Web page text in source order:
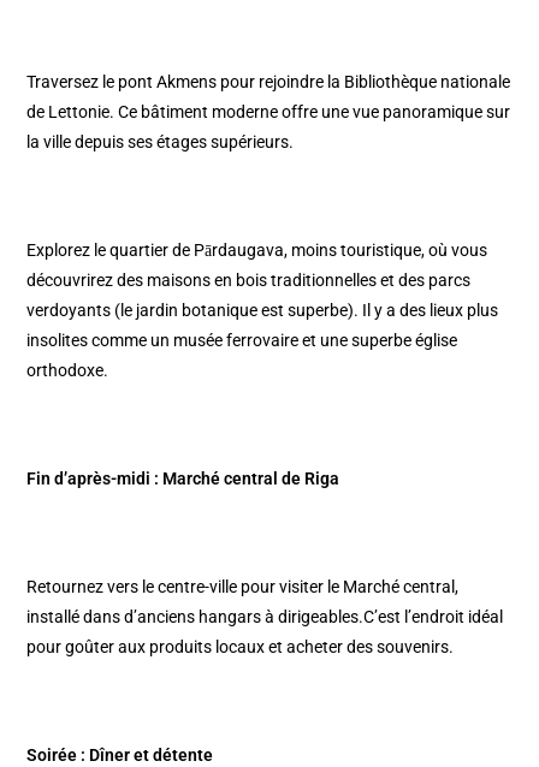
Traversez le pont Akmens pour rejoindre la Bibliothèque nationale
de Lettonie. Ce bâtiment moderne offre une vue panoramique sur
la ville depuis ses étages supérieurs.​
Explorez le quartier de Pārdaugava, moins touristique, où vous
découvrirez des maisons en bois traditionnelles et des parcs
verdoyants (le jardin botanique est superbe).​ Il y a des lieux plus
insolites comme un musée ferrovaire et une superbe église
orthodoxe.
Fin d’après-midi : Marché central de Riga
Retournez vers le centre-ville pour visiter le Marché central,
installé dans d’anciens hangars à dirigeables.C’est l’endroit idéal
pour goûter aux produits locaux et acheter des souvenirs.​
Soirée : Dîner et détente